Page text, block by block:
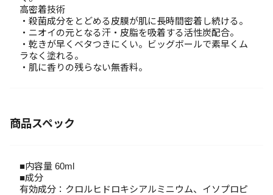
高密着技術
・殺菌成分をとどめる皮膜が肌に長時間密着し続ける。
・ニオイの元となる汗・皮脂を吸着する活性炭配合。
・乾きが早くベタつきにくい。ビッグボールで素早くム
ラなく塗れる。
・肌に香りの残らない無香料。
商品スペック
■内容量 60ml
■成分
有効成分：クロルヒドロキシアルミニウム、イソプロピ